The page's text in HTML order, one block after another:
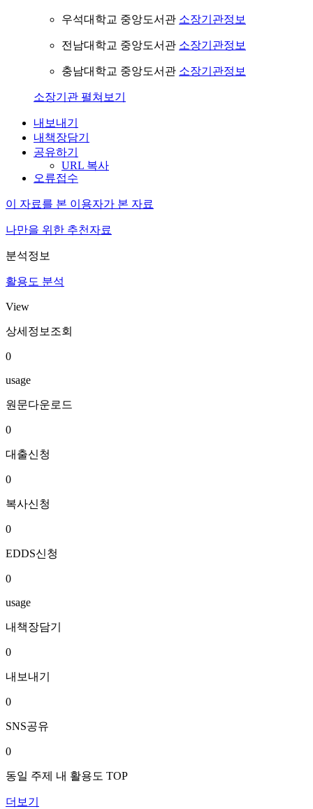
우석대학교 중앙도서관 소장기관정보
전남대학교 중앙도서관 소장기관정보
충남대학교 중앙도서관 소장기관정보
소장기관 펼쳐보기
내보내기
내책장담기
공유하기
URL 복사
오류접수
이 자료를 본 이용자가 본 자료
나만을 위한 추천자료
분석정보
활용도 분석
View
상세정보조회
0
usage
원문다운로드
0
대출신청
0
복사신청
0
EDDS신청
0
usage
내책장담기
0
내보내기
0
SNS공유
0
동일 주제 내 활용도 TOP
더보기